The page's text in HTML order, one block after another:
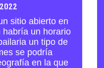
sitio abierto en
habría un horario
un tipo de
se podría
en la que